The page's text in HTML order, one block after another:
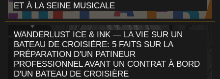
ET À LA SEINE MUSICALE
WANDERLUST ICE & INK — LA VIE SUR UN
BATEAU DE CROISIÈRE: 5 FAITS SUR LA
PRÉPARATION D'UN PATINEUR
PROFESSIONNEL AVANT UN CONTRAT À BORD
D'UN BATEAU DE CROISIÈRE